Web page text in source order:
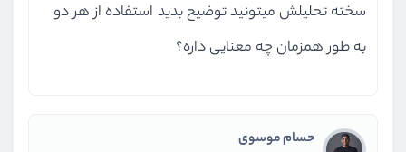
سخته تحلیلش میتونید توضیح بدید استفاده از هر دو
به طور همزمان چه معنایی داره؟
حسام موسوی